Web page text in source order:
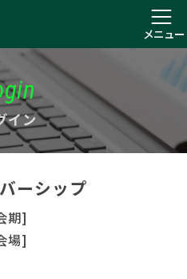
メニュー
イン
ーシップ
期]
場]